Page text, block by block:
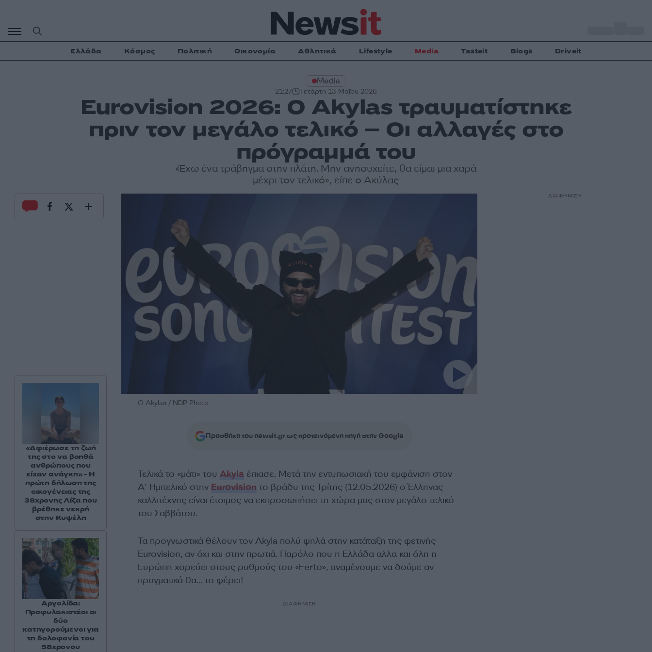
περιεχόμενο
Ελλάδα Κόσμος Πολιτική Οικονομία Αθλητικά Lifestyle Media Tasteit Blogs Driveit
Media
21:27 Τετάρτη 13 Μαΐου 2026
Eurovision 2026: Ο Akylas τραυματίστηκε
πριν τον μεγάλο τελικό – Οι αλλαγές στο
πρόγραμμά του
«Έχω ένα τράβηγμα στην πλάτη. Μην ανησυχείτε, θα είμαι μια χαρά
μέχρι τον τελικό», είπε ο Ακύλας
Ο Akylas / NDP Photo
Προσθήκη του newsit.gr ως προτεινόμενη πηγή στην Google
Τελικά το «μάτι» του Akylaέπιασε. Μετά την εντυπωσιακή του εμφάνιση στον
Α’ Ημιτελικό στην Eurovision το βράδυ της Τρίτης (12.05.2026) ο Έλληνας
καλλιτέχνης είναι έτοιμος να εκπροσωπήσει τη χώρα μας στον μεγάλο τελικό
του Σαββάτου.
Τα προγνωστικά θέλουν τον Akyla πολύ ψηλά στην κατάταξη της φετινής
Eurovision, αν όχι και στην πρωτιά. Παρόλο που η Ελλάδα αλλα και όλη η
Ευρώπη χορεύει στους ρυθμούς του «Ferto», αναμένουμε να δούμε αν
πραγματικά θα… το φέρει!
ΔΙΑΦΗΜΙΣΗ
«Αφιέρωσε τη ζωή
της στο να βοηθά
ανθρώπους που
είχαν ανάγκη» - Η
πρώτη δήλωση της
οικογένειας της
38χρονης Λίζα που
βρέθηκε νεκρή
στην Κυψέλη
Αργολίδα:
Προφυλακιστέοι οι
δύο
κατηγορούμενοι για
τη δολοφονία του
58χρονου
ΔΙΑΦΗΜΙΣΗ